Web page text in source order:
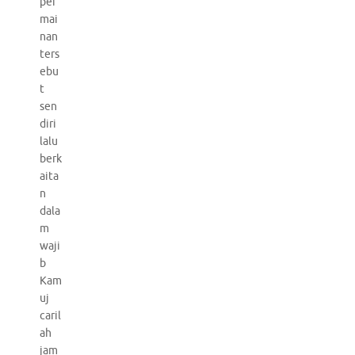
mai
nan
ters
ebu
t
sen
diri
lalu
berk
aita
n
dala
m
waji
b
Kam
uj
caril
ah
jam